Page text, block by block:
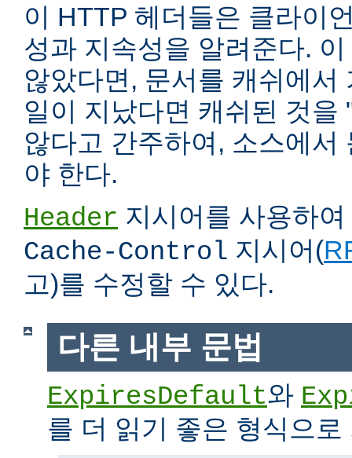
이 HTTP 헤더들은 클라이
성과 지속성을 알려준다.
않았다면, 문서를 캐쉬에서
일이 지났다면 캐쉬된 것을
않다고 간주하여, 소스에서
야 한다.
Header 지시어를 사용하여
Cache-Control 지시어(
고)를 수정할 수 있다.
다른 내부 문법
ExpiresDefault와
를 더 읽기 좋은 형식으